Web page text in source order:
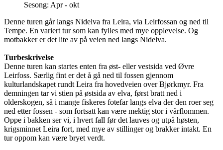
Sesong: Apr - okt
Denne turen går langs Nidelva fra Leira, via Leirfossan og ned til
Tempe. En variert tur som kan fylles med mye opplevelse. Og
motbakker er det lite av på veien ned langs Nidelva.
Turbeskrivelse
Denne turen kan startes enten fra øst- eller vestsida ved Øvre
Leirfoss. Særlig fint er det å gå ned til fossen gjennom
kulturlandskapet rundt Leira fra hovedveien over Bjørkmyr. Fra
demningen tar vi stien på østsida av elva, først bratt ned i
olderskogen, så i mange fiskeres fotefar langs elva der den roer seg
ned etter fossen - som fortsatt kan være mektig stor i vårflommen.
Oppe i bakken ser vi, i hvert fall før det lauves og utpå høsten,
krigsminnet Leira fort, med mye av stillinger og brakker intakt. En
tur oppom kan være bryet verdt.